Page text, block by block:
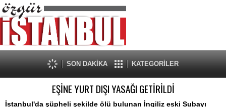
SON DAKİKA KATEGORİLER
EŞİNE YURT DIŞI YASAĞI GETİRİLDİ
İstanbul'da şüpheli şekilde ölü bulunan İngiliz eski Subayı